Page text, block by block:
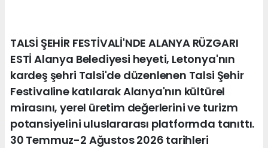
TALSİ ŞEHİR FESTİVALİ'NDE ALANYA RÜZGARI
ESTİ Alanya Belediyesi heyeti, Letonya'nın
kardeş şehri Talsi'de düzenlenen Talsi Şehir
Festivaline katılarak Alanya'nın kültürel
mirasını, yerel üretim değerlerini ve turizm
potansiyelini uluslararası platformda tanıttı.
30 Temmuz-2 Ağustos 2026 tarihleri